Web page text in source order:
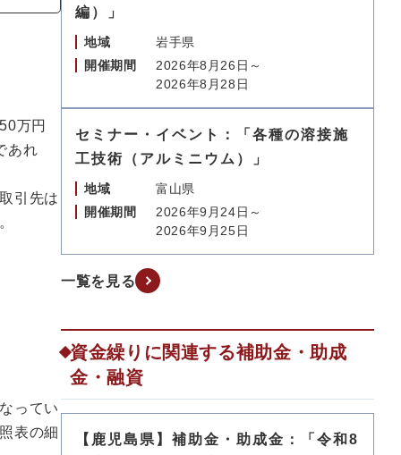
万円
あれ
引先は
ってい
表の細
編）」
地域
岩手県
開催期間
2026年8月26日～
2026年8月28日
セミナー・イベント：「各種の溶接施
工技術（アルミニウム）」
地域
富山県
開催期間
2026年9月24日～
2026年9月25日
一覧を見る
資金繰りに関連する補助金・助成
金・融資
【鹿児島県】補助金・助成金：「令和8